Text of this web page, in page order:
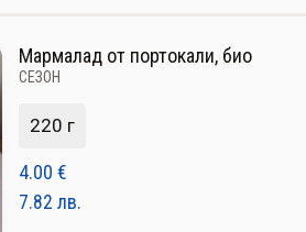
Мармалад от портокали, био
СЕЗОН
220 г
4.00 €
7.82 лв.